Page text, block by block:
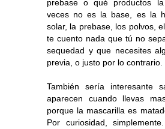
prebase o qué productos
veces no es la base, es la
solar, la prebase, los polvos,
te cuento nada que tú no
sequedad y que necesites
previa, o justo por lo contrario.
También sería interesante
aparecen cuando llevas
porque la mascarilla es
Por curiosidad,